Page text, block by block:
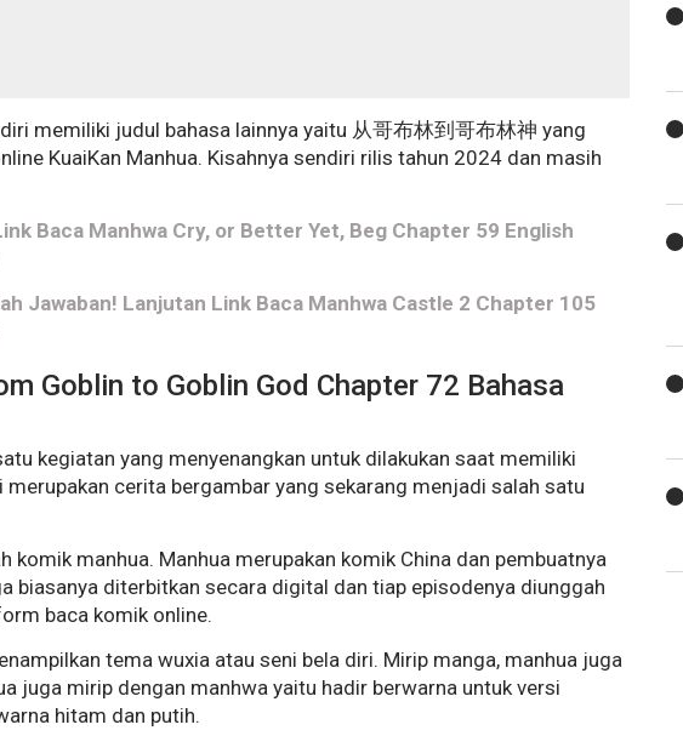
memiliki judul bahasa lainnya yaitu 从哥布林到哥布林神 yang
KuaiKan Manhua. Kisahnya sendiri rilis tahun 2024 dan masih
Baca Manhwa Cry, or Better Yet, Beg Chapter 59 English
Jawaban! Lanjutan Link Baca Manhwa Castle 2 Chapter 105
Goblin to Goblin God Chapter 72 Bahasa
kegiatan yang menyenangkan untuk dilakukan saat memiliki
cerita bergambar yang sekarang menjadi salah satu
komik manhua. Manhua merupakan komik China dan pembuatnya
biasanya diterbitkan secara digital dan tiap episodenya diunggah
baca komik online.
tema wuxia atau seni bela diri. Mirip manga, manhua juga
juga mirip dengan manhwa yaitu hadir berwarna untuk versi
hitam dan putih.